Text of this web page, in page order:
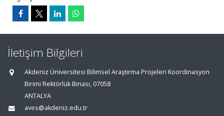
İletişim Bilgileri
Akdeniz Üniversitesi Bilimsel Araştırma Projeleri Koordinasyon
Birimi Rektörlük Binası, 07058
ANTALYA
aves@akdeniz.edu.tr